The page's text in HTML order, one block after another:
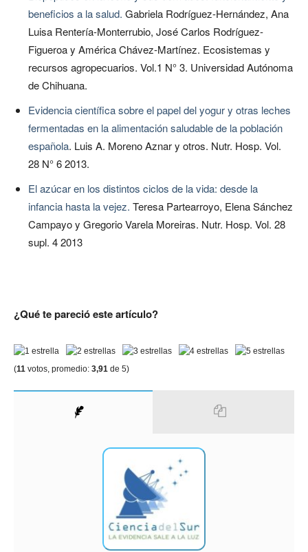
beneficios a la salud. Gabriela Rodríguez-Hernández, Ana
Luisa Rentería-Monterrubio, José Carlos Rodríguez-
Figueroa y América Chávez-Martínez. Ecosistemas y
recursos agropecuarios. Vol.1 N° 3. Universidad Autónoma
de Chihuana.
Evidencia científica sobre el papel del yogur y otras leches
fermentadas en la alimentación saludable de la población
española. Luis A. Moreno Aznar y otros. Nutr. Hosp. Vol.
28 N° 6 2013.
El azúcar en los distintos ciclos de la vida: desde la
infancia hasta la vejez. Teresa Partearroyo, Elena Sánchez
Campayo y Gregorio Varela Moreiras. Nutr. Hosp. Vol. 28
supl. 4 2013
¿Qué te pareció este artículo?
(11 votos, promedio: 3,91 de 5)